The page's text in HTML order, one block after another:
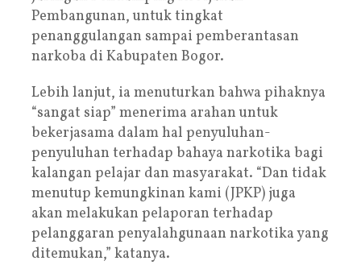
Pembangunan, untuk tingkat
penanggulangan sampai pemberantasan
narkoba di Kabupaten Bogor.
Lebih lanjut, ia menuturkan bahwa pihaknya
“sangat siap” menerima arahan untuk
bekerjasama dalam hal penyuluhan-
penyuluhan terhadap bahaya narkotika bagi
kalangan pelajar dan masyarakat. “Dan tidak
menutup kemungkinan kami (JPKP) juga
akan melakukan pelaporan terhadap
pelanggaran penyalahgunaan narkotika yang
ditemukan,” katanya.